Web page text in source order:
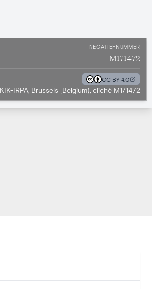
NEGATIEFNUMMER
M171472
CC BY 4.0
KIK-IRPA, Brussels (Belgium), cliché M171472